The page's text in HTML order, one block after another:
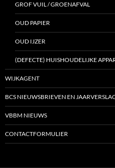
GROF VUIL / GROENAFVAL
OUD PAPIER
OUD IJZER
(DEFECTE) HUISHOUDELIJKE
WIJKAGENT
BCS NIEUWSBRIEVEN EN
VBBM NIEUWS
CONTACTFORMULIER